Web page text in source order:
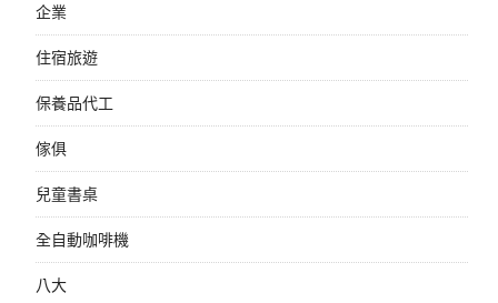
企業
住宿旅遊
保養品代工
傢俱
兒童書桌
全自動咖啡機
八大